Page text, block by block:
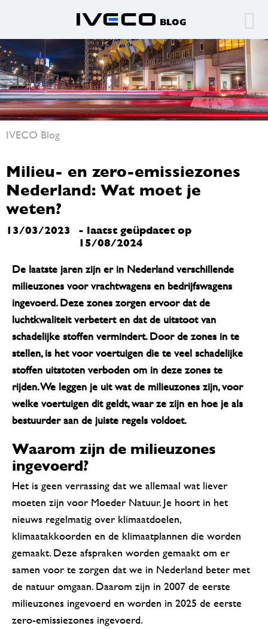
IVECO Blog
Milieu- en zero-emissiezones
Nederland: Wat moet je
weten?
13/03/2023
- laatst geüpdatet op
15/08/2024
De laatste jaren zijn er in Nederland verschillende
milieuzones voor vrachtwagens en bedrijfswagens
ingevoerd. Deze zones zorgen ervoor dat de
luchtkwaliteit verbetert en dat de uitstoot van
schadelijke stoffen vermindert. Door de zones in te
stellen, is het voor voertuigen die te veel schadelijke
stoffen uitstoten verboden om in deze zones te
rijden. We leggen je uit wat de milieuzones zijn, voor
welke voertuigen dit geldt, waar ze zijn en hoe je als
bestuurder aan de juiste regels voldoet.
Waarom zijn de milieuzones
ingevoerd?
Het is geen verrassing dat we allemaal wat liever
moeten zijn voor Moeder Natuur. Je hoort in het
nieuws regelmatig over klimaatdoelen,
klimaatakkoorden en de klimaatplannen die worden
gemaakt. Deze afspraken worden gemaakt om er
samen voor te zorgen dat we in Nederland beter met
de natuur omgaan. Daarom zijn in 2007 de eerste
milieuzones ingevoerd en worden in 2025 de eerste
zero-emissiezones ingevoerd.